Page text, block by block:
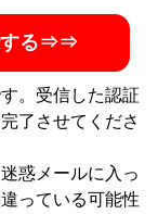
する⇒⇒
。受信した認証
了させてくださ
惑メールに入っ
っている可能性